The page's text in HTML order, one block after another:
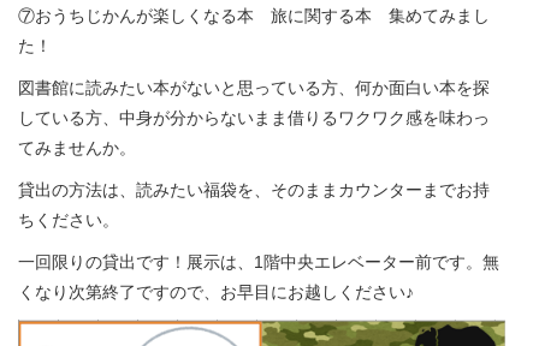
⑦おうちじかんが楽しくなる本 旅に関する本 集めてみまし
た！
図書館に読みたい本がないと思っている方、何か面白い本を探
している方、中身が分からないまま借りるワクワク感を味わっ
てみませんか。
貸出の方法は、読みたい福袋を、そのままカウンターまでお持
ちください。
一回限りの貸出です！展示は、1階中央エレベーター前です。無
くなり次第終了ですので、お早目にお越しください♪